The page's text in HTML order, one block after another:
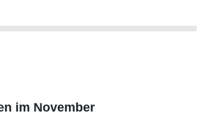
im November